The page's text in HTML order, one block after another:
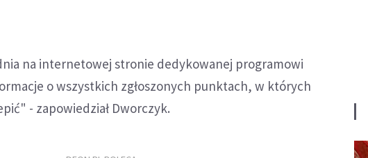
na internetowej stronie dedykowanej programowi
o wszystkich zgłoszonych punktach, w których
- zapowiedział Dworczyk.